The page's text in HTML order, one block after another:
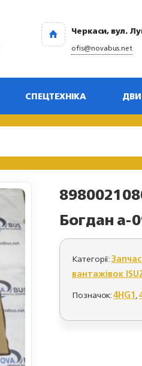
Черкаси, вул.
ofis@novabus.net
СПЕЦТЕХНІКА
Богдан а-
Категорії:
вантажівок
Позначок:4HG1,